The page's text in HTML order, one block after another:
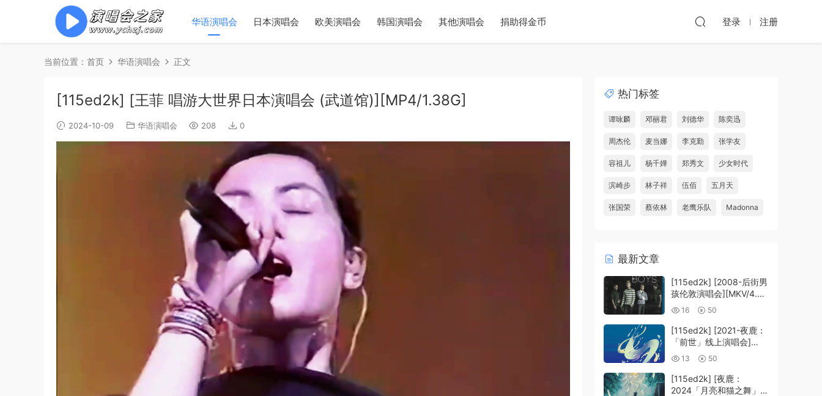
华语演唱会 日本演唱会 欧美演唱会 韩国演唱会 其他演唱会 捐助得金币 登录 注册
当前位置： 首页 华语演唱会 正文
[115ed2k] [王菲 唱游大世界日本演唱会 (武道馆)][MP4/1.38G]
2024-10-09 华语演唱会 208 0
热门标签
谭咏麟 邓丽君 刘德华 陈奕迅
周杰伦 麦当娜 李克勤 张学友
容祖儿 杨千嬅 郑秀文 少女时代
滨崎步 林子祥 伍佰 五月天
张国荣 蔡依林 老鹰乐队 Madonna
最新文章
[115ed2k] [2008-后街男
孩伦敦演唱会][MKV/4.39
GiB][1080P]
16 50
[115ed2k] [2021-夜鹿：
「前世」线上演唱会]
[MKV/12.83 GiB]
[1080p.BluRay.FLAC2.0
.x264]
13 50
[115ed2k] [夜鹿：
2024「月亮和猫之舞」演